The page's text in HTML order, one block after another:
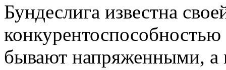
Бундеслига известна
бывают напряженными, а